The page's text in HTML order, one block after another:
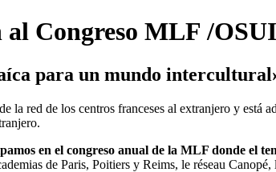
Congreso MLF /
para un mundo
la red de los centros franceses al extranjero y está
en el congreso anual de la MLF donde el
de Paris, Poitiers y Reims, le réseau